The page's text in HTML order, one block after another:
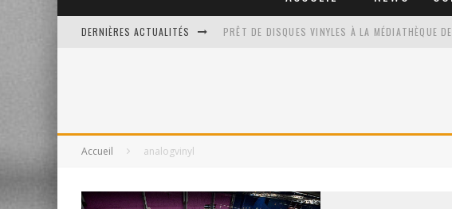
DERNIÈRES ACTUALITÉS PRÊT DE DISQUES VINYLES À LA MÉDIATHÈQUE
VENTE AUX ENCHÈRES D'UNE COLLECTION DE
Accueil analogvinyl